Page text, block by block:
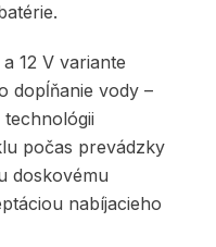
12 V variante
dopĺňanie vody –
počas prevádzky
doskovému
nabíjacieho